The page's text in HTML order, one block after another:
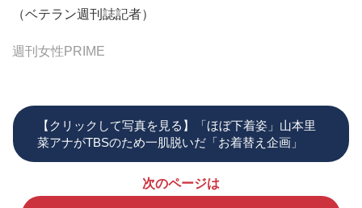
（ベテラン週刊誌記者）
週刊女性PRIME
【クリックして写真を見る】「ほぼ下着姿」山本里
菜アナがTBSのため一肌脱いだ「お着替え企画」
次のページは